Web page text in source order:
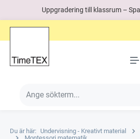
Uppgradering till klassrum –
Du är här: Undervisning - Kreativt material
Montessori matematik